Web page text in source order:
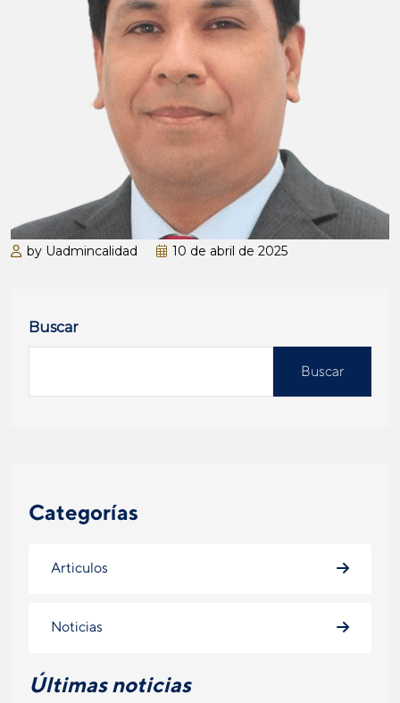
by Uadmincalidad 10 de abril de 2025
Buscar
Buscar
Categorías
Articulos
Noticias
Últimas noticias